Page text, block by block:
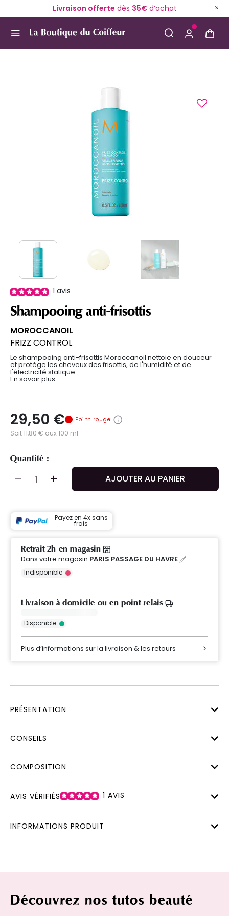
Livraison offerte dès 35€d’achat
1 avis
Shampooing anti-frisottis
MOROCCANOIL
FRIZZ CONTROL
Le shampooing anti-frisottis Moroccanoil nettoie en douceur
et protège les cheveux des frisottis, de l'humidité et de
l'électricité statique.
En savoir plus
29,50 € Point rouge
Soit 11,80 € aux 100 ml
Quantité :
AJOUTER AU PANIER
Payez en 4x sans
frais
Retrait 2h en magasin
Dans votre magasin PARIS PASSAGE DU HAVRE
Indisponible
Livraison à domicile ou en point relais
Disponible
Plus d’informations sur la livraison & les retours
PRÉSENTATION
CONSEILS
COMPOSITION
AVIS VÉRIFIÉS 1 AVIS
INFORMATIONS PRODUIT
Découvrez nos tutos beauté